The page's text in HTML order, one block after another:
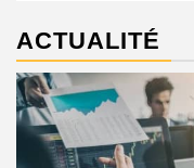
ACTUALITÉ